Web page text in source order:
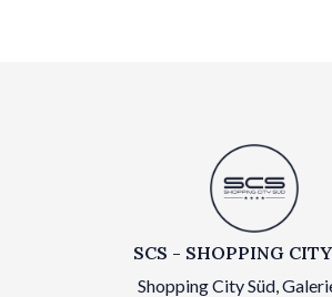
SCS - SHOPPING
Shopping City Süd,